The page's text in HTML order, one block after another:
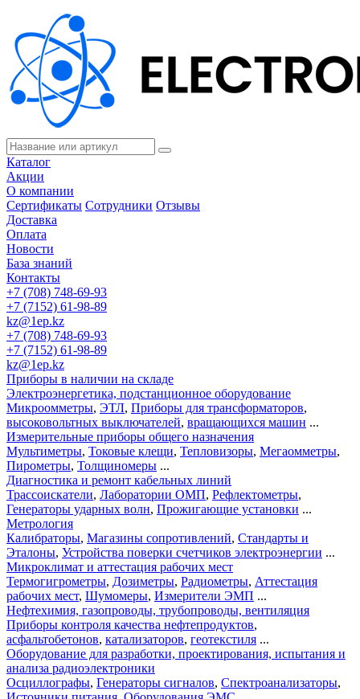
Каталог
Акции
О компании
Сертификаты Сотрудники Отзывы
Доставка
Оплата
Новости
База знаний
Контакты
+7 (708) 748-69-93
+7 (7152) 61-98-89
kz@1ep.kz
+7 (708) 748-69-93
+7 (7152) 61-98-89
kz@1ep.kz
Приборы в наличии на складе
Электроэнергетика, подстанционное оборудование
Микроомметры, ЭТЛ, Приборы для трансформаторов,
высоковольтных выключателей, вращающихся машин ...
Измерительные приборы общего назначения
Мультиметры, Токовые клещи, Тепловизоры, Мегаомметры,
Пирометры, Толщиномеры ...
Диагностика и ремонт кабельных линий
Трассоискатели, Лаборатории ОМП, Рефлектометры,
Генераторы ударных волн, Прожигающие установки ...
Метрология
Калибраторы, Магазины сопротивлений, Стандарты и
Эталоны, Устройства поверки счетчиков электроэнергии ...
Микроклимат и аттестация рабочих мест
Термогигрометры, Дозиметры, Радиометры, Аттестация
рабочих мест, Шумомеры, Измерители ЭМП ...
Нефтехимия, газопроводы, трубопроводы, вентиляция
Приборы контроля качества нефтепродуктов,
асфальтобетонов, катализаторов, геотекстиля ...
Оборудование для разработки, проектирования, испытания и
анализа радиоэлектроники
Осциллографы, Генераторы сигналов, Спектроанализаторы,